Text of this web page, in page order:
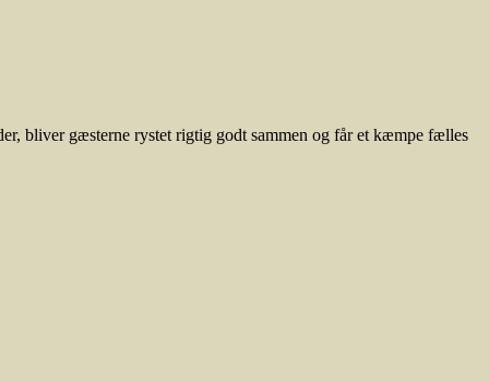
bliver gæsterne rystet rigtig godt sammen og får et kæmpe fælles